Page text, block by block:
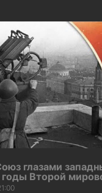
глазами
годы Второй